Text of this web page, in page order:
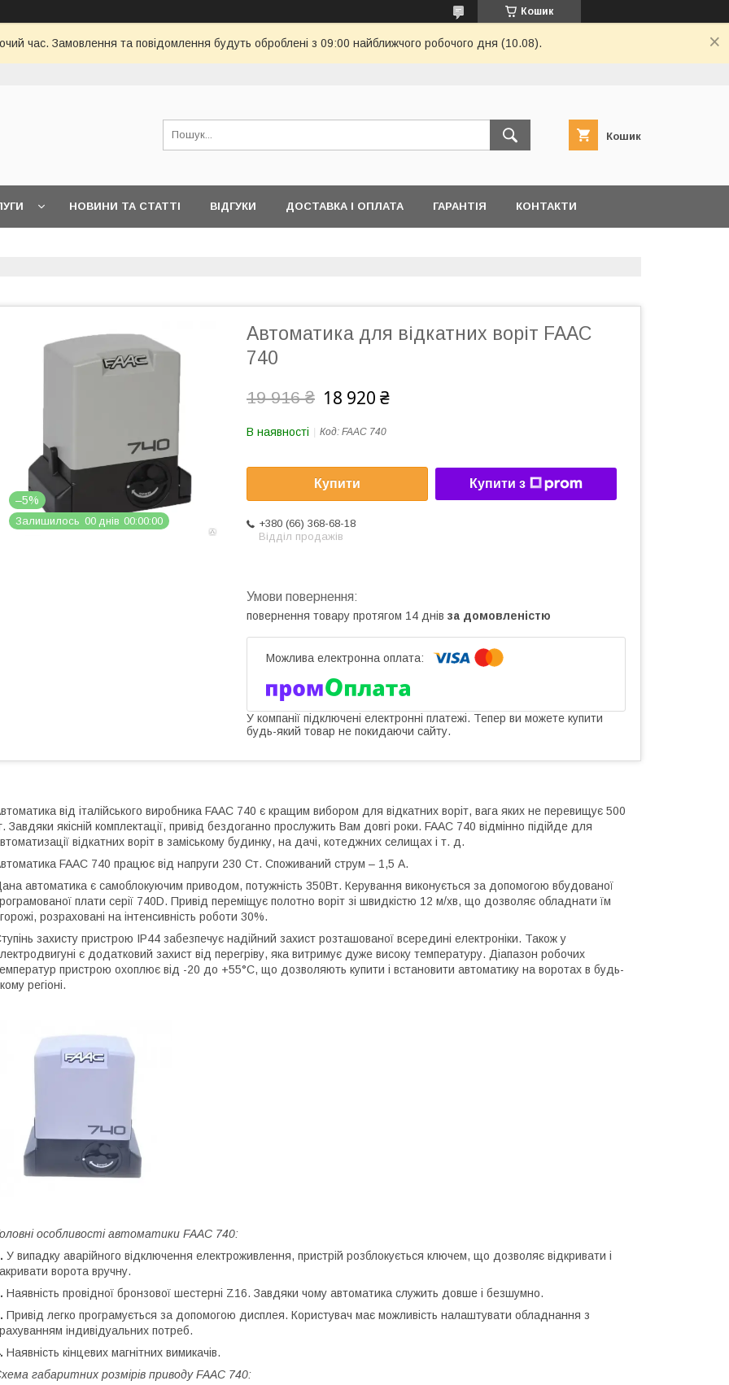
Кошик
час. Замовлення та повідомлення будуть оброблені з 09:00 найближчого робочого дня (10.08).
Кошик
НОВИНИ ТА СТАТТІ ВІДГУКИ ДОСТАВКА І ОПЛАТА ГАРАНТІЯ КОНТАКТИ
–5%
Залишилось 00 днів 00 00 00
Автоматика для відкатних воріт FAAC
740
19 916 ₴ 18 920 ₴
В наявності Код: FAAC 740
Купити Купити з
+380 (66) 368-68-18
Відділ продажів
повернення товару протягом 14 днів за домовленістю
У компанії підключені електронні платежі. Тепер ви можете купити
будь-який товар не покидаючи сайту.
від італійського виробника FAAC 740 є кращим вибором для відкатних воріт, вага яких не перевищує 500
Завдяки якісній комплектації, привід бездоганно прослужить Вам довгі роки. FAAC 740 відмінно підійде для
відкатних воріт в заміському будинку, на дачі, котеджних селищах і т. д.
FAAC 740 працює від напруги 230 Ст. Споживаний струм – 1,5 А.
автоматика є самоблокуючим приводом, потужність 350Вт. Керування виконується за допомогою вбудованої
плати серії 740D. Привід переміщує полотно воріт зі швидкістю 12 м/хв, що дозволяє обладнати їм
розраховані на інтенсивність роботи 30%.
захисту пристрою IP44 забезпечує надійний захист розташованої всередині електроніки. Також у
є додатковий захист від перегріву, яка витримує дуже високу температуру. Діапазон робочих
пристрою охоплює від -20 до +55°С, що дозволяють купити і встановити автоматику на воротах в будь-
регіоні.
особливості автоматики FAAC 740:
У випадку аварійного відключення електроживлення, пристрій розблокується ключем, що дозволяє відкривати і
ворота вручну.
Наявність провідної бронзової шестерні Z16. Завдяки чому автоматика служить довше і безшумно.
Привід легко програмується за допомогою дисплея. Користувач має можливість налаштувати обладнання з
індивідуальних потреб.
Наявність кінцевих магнітних вимикачів.
габаритних розмірів приводу FAAC 740: